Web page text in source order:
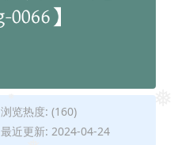
❅浏览热度: (160)
最近更新: 2024-04-24